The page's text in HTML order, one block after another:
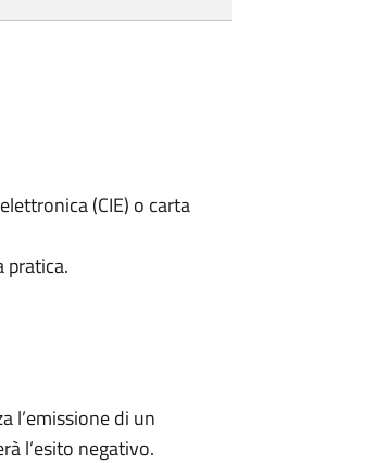
(CIE) o carta
pratica.
l’emissione di un
l’esito negativo.